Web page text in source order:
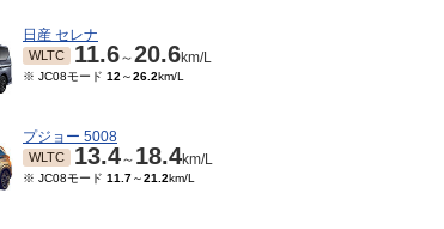
※ 10・15モード
日産 セレナ
WLTC 11.6～20.6km/L
※ JC08モード 12 ～26.2km/L
プジョー 5008
WLTC 13.4～ 18.4km/L
※ JC08モード 11.7～21.2km/L